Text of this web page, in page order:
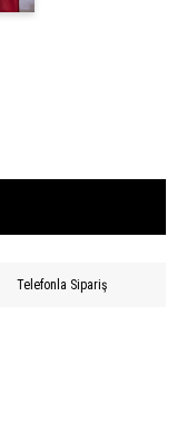
Telefonla Sipariş